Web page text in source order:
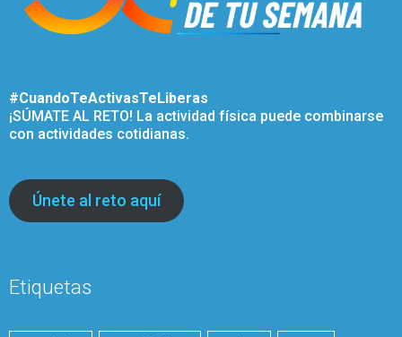
#CuandoTeActivasTeLiberas
¡SÚMATE AL RETO! La actividad física puede combinarse
con actividades cotidianas.
Únete al reto aquí
Etiquetas